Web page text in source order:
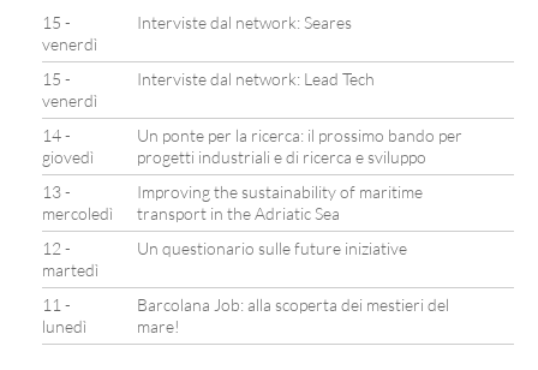
15 -
venerdì
Interviste dal network: Seares
15 -
venerdì
Interviste dal network: Lead Tech
14 -
giovedì
Un ponte per la ricerca: il prossimo bando per
progetti industriali e di ricerca e sviluppo
13 -
mercoledì
Improving the sustainability of maritime
transport in the Adriatic Sea
12 -
martedì
Un questionario sulle future iniziative
11 -
lunedì
Barcolana Job: alla scoperta dei mestieri del
mare!